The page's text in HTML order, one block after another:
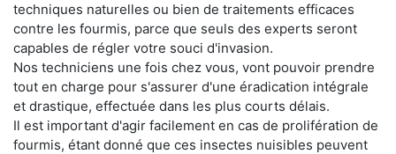
techniques naturelles ou bien de traitements efficaces
contre les fourmis, parce que seuls des experts seront
capables de régler votre souci d'invasion.
Nos techniciens une fois chez vous, vont pouvoir prendre
tout en charge pour s'assurer d'une éradication intégrale
et drastique, effectuée dans les plus courts délais.
Il est important d'agir facilement en cas de prolifération de
fourmis, étant donné que ces insectes nuisibles peuvent